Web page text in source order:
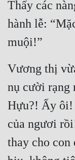
Lịch Sử
Ngôn Tình
Ngược
Thấy các
hành lễ:
muội!”
Vương thị
nụ cười rạng
Hựu?! Ấy ôi!
của ngươi
thay cho con